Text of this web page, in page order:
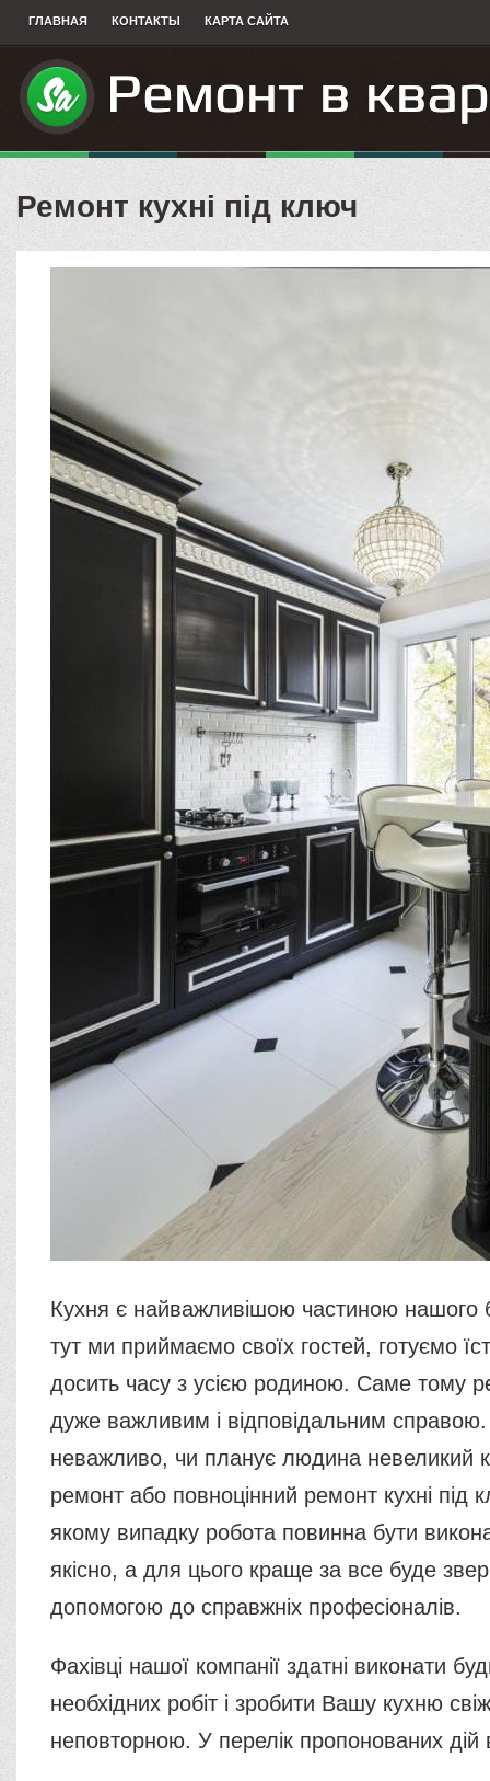
ГЛАВНАЯ КОНТАКТЫ КАРТА САЙТА
Ремонт кухні під ключ
Кухня є найважливішою частиною нашого
тут ми приймаємо своїх гостей, готуємо
досить часу з усією родиною. Саме тому
дуже важливим і відповідальним
неважливо, чи планує людина невеликий
ремонт або повноцінний ремонт кухні під
якому випадку робота повинна бути
якісно, а для цього краще за все буде
допомогою до справжніх професіоналів.
Фахівці нашої компанії здатні виконати
необхідних робіт і зробити Вашу кухню
неповторною. У перелік пропонованих дій